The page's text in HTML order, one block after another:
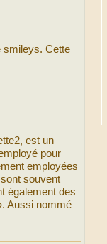
smileys. Cette
est un
pour
employées
souvent
également des
Aussi nommé